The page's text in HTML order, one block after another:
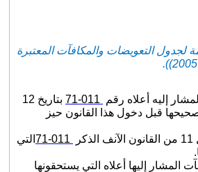
2005) المغيرة أو المتممة لجدول التعويضات والمكافآت المعتبرة
إليه أعلاه رقم
71-011
بتاريخ 12
طلبوا تصحيحها قبل دخول هذا القانون حيز
71-011 التي
.
إليها أعلاه التي يستحقونها